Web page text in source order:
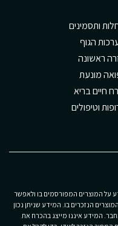
ותסמינים
הגוף
ראשונה
מונעת
חיים בריא
וטיפולים
על המוצרים המפורסמים בו ולאפשר
הנזכרים בו. המידע שניתן נכון
המידע איננו מייצג בהכרח את